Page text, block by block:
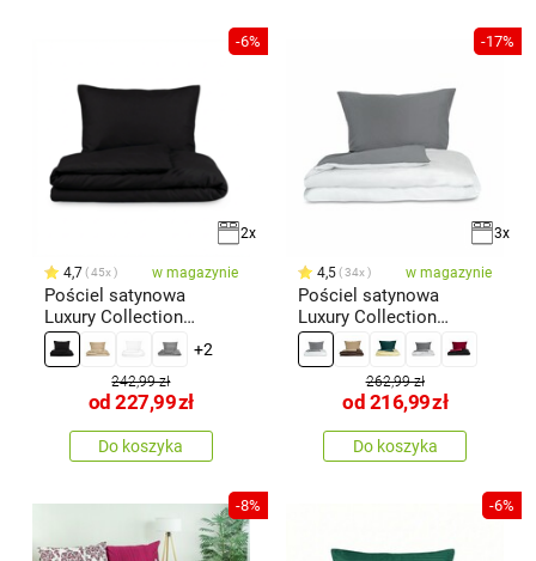
-6%
2x
4,7 45x w magazynie
Pościel satynowa
Luxury Collection
czarny
+2
242,99 zł
od 227,99zł
Do koszyka
-17%
3x
4,5 34x w magazynie
Pościel satynowa
Luxury Collection
biały/ciemnosza
262,99 zł
od 216,99zł
Do koszyka
-8% -6%